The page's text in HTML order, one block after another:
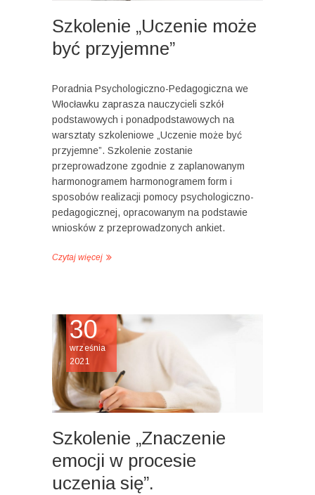
Szkolenie „Uczenie może
być przyjemne”
Poradnia Psychologiczno-Pedagogiczna we
Włocławku zaprasza nauczycieli szkół
podstawowych i ponadpodstawowych na
warsztaty szkoleniowe „Uczenie może być
przyjemne”. Szkolenie zostanie
przeprowadzone zgodnie z zaplanowanym
harmonogramem harmonogramem form i
sposobów realizacji pomocy psychologiczno-
pedagogicznej, opracowanym na podstawie
wniosków z przeprowadzonych ankiet.
Czytaj więcej
30
września
2021
Szkolenie „Znaczenie
emocji w procesie
uczenia się”.